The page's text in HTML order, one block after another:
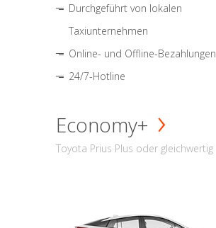
Durchgeführt von lokalen
Taxiunternehmen
Online- und Offline-Bezahlungen
24/7-Hotline
Economy+
Toyota Prius Plus oder gleichwertig